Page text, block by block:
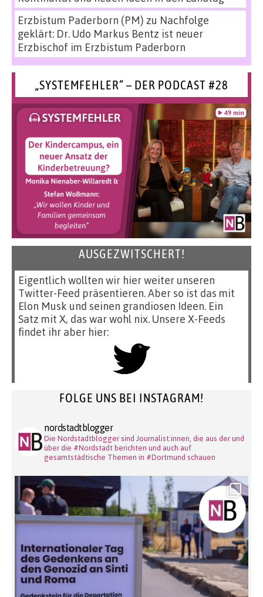
Erzbistum Paderborn (PM) zu Nachfolge
geklärt: Dr. Udo Markus Bentz ist neuer
Erzbischof im Erzbistum Paderborn
„SYSTEMFEHLER“ – DER PODCAST #28
AUSGEZWITSCHERT!
Eigentlich wollten wir hier weiter unseren
Twitter-Feed präsentieren. Aber so ist das mit
Elon Musk und seinen grandiosen Ideen. Ein
Satz mit X, das war wohl nix. Unsere X-Feeds
findet ihr aber hier:
FOLGE UNS BEI INSTAGRAM!
nordstadtblogger
Die Nordstadtblogger sind Journalist:innen, die aus der und
über die #Nordstadt berichten und auch auf
gesamtstädtische Themen in #Dortmund schauen